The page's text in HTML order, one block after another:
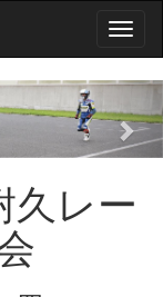
久レー